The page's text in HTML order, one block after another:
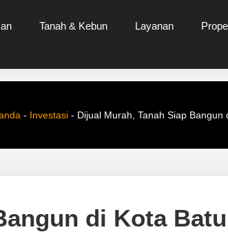
Tanah & Kebun Layanan
- Investasi - Dijual Murah, Tanah Siap Bangun
di Kota